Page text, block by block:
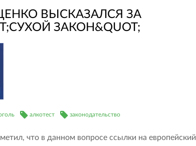
ВЫСКАЗАЛСЯ ЗА
ЗАКОН&QUOT;
алкотест законодательство
что в данном вопросе ссылки на европейский